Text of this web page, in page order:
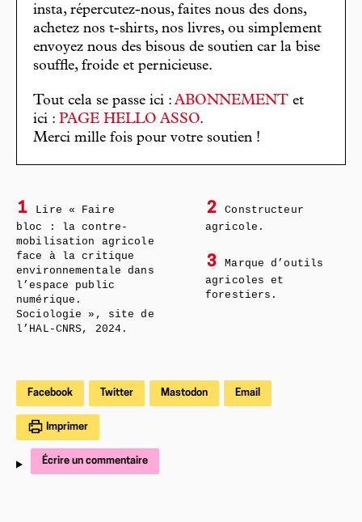
insta, répercutez-nous, faites nous des dons,
achetez nos t-shirts, nos livres, ou simplement
envoyez nous des bisous de soutien car la bise
souffle, froide et pernicieuse.
Tout cela se passe ici : ABONNEMENT et
ici : PAGE HELLO ASSO.
Merci mille fois pour votre soutien !
1
Lire « Faire
bloc : la contre-
mobilisation agricole
face à la critique
environnementale dans
l’espace public
numérique.
Sociologie », site de
l’HAL-CNRS, 2024.
2
Constructeur
agricole.
3
Marque d’outils
agricoles et
forestiers.
Facebook Twitter Mastodon Email
Imprimer
Écrire un commentaire